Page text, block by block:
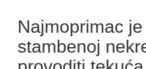
Najmoprimac
stambenoj